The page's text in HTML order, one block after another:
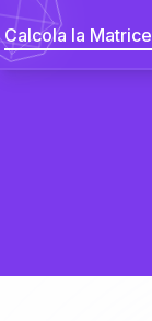
Calcola la Matrice